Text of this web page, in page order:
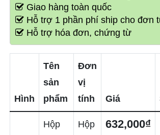
Giao hàng toàn quốc
Hỗ trợ 1 phần phí ship cho đơn
Hỗ trợ hóa đơn, chứng từ
Hình
Tên
sản
phẩm
Đơn
vị
tính
Giá
Hộp
Hộp
632,000₫